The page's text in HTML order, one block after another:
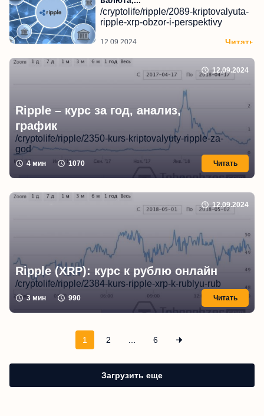
/cryptolife/ripple/2089-kriptovalyuta-
ripple-xrp-obzor-i-perspektivy
12.09.2024 Читать
Ripple – курс за год, анализ,
график
/cryptolife/ripple/2350-kurs-kriptovalyuty-ripple-za-
god
12.09.2024
4 мин 1070 Читать
Ripple (XRP): курс к рублю онлайн
/cryptolife/ripple/2384-kurs-ripple-xrp-k-rublyu-rub
12.09.2024
3 мин 990 Читать
1 2 6
Загрузить еще